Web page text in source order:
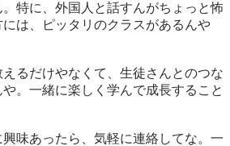
特に、外国人と話すんがちょっと怖
は、ピッタリのクラスがあるんや
るだけやなくて、生徒さんとのつな
。一緒に楽しく学んで成長すること
味あったら、気軽に連絡してな。一